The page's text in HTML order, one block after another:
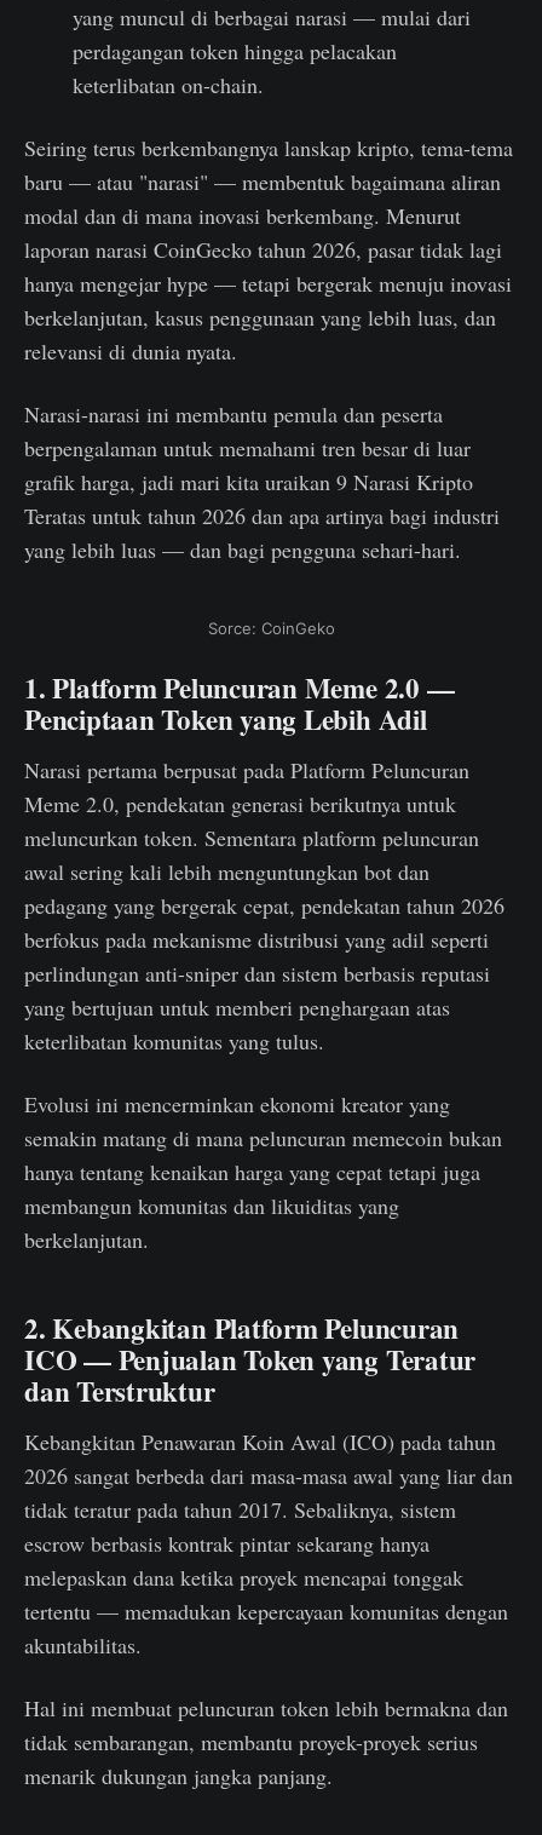
yang muncul di berbagai narasi — mulai dari
perdagangan token hingga pelacakan
keterlibatan on-chain.
Seiring terus berkembangnya lanskap kripto, tema-tema
baru — atau "narasi" — membentuk bagaimana aliran
modal dan di mana inovasi berkembang. Menurut
laporan narasi CoinGecko tahun 2026, pasar tidak lagi
hanya mengejar hype — tetapi bergerak menuju inovasi
berkelanjutan, kasus penggunaan yang lebih luas, dan
relevansi di dunia nyata.
Narasi-narasi ini membantu pemula dan peserta
berpengalaman untuk memahami tren besar di luar
grafik harga, jadi mari kita uraikan 9 Narasi Kripto
Teratas untuk tahun 2026 dan apa artinya bagi industri
yang lebih luas — dan bagi pengguna sehari-hari.
Sorce: CoinGeko
1. Platform Peluncuran Meme 2.0 —
Penciptaan Token yang Lebih Adil
Narasi pertama berpusat pada Platform Peluncuran
Meme 2.0, pendekatan generasi berikutnya untuk
meluncurkan token. Sementara platform peluncuran
awal sering kali lebih menguntungkan bot dan
pedagang yang bergerak cepat, pendekatan tahun 2026
berfokus pada mekanisme distribusi yang adil seperti
perlindungan anti-sniper dan sistem berbasis reputasi
yang bertujuan untuk memberi penghargaan atas
keterlibatan komunitas yang tulus.
Evolusi ini mencerminkan ekonomi kreator yang
semakin matang di mana peluncuran memecoin bukan
hanya tentang kenaikan harga yang cepat tetapi juga
membangun komunitas dan likuiditas yang
berkelanjutan.
2. Kebangkitan Platform Peluncuran
ICO — Penjualan Token yang Teratur
dan Terstruktur
Kebangkitan Penawaran Koin Awal (ICO) pada tahun
2026 sangat berbeda dari masa-masa awal yang liar dan
tidak teratur pada tahun 2017. Sebaliknya, sistem
escrow berbasis kontrak pintar sekarang hanya
melepaskan dana ketika proyek mencapai tonggak
tertentu — memadukan kepercayaan komunitas dengan
akuntabilitas.
Hal ini membuat peluncuran token lebih bermakna dan
tidak sembarangan, membantu proyek-proyek serius
menarik dukungan jangka panjang.